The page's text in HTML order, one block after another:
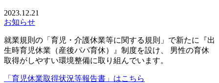
2023.12.21
お知らせ
就業規則の「育児・介護休業等に関する規則」で新たに『出
生時育児休業（産後パパ育休）』制度を設け、 男性の育休
取得がしやすい環境整備に取り組んでいます。
「育児休業取得状況等報告書」はこちら